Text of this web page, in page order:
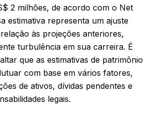
2 milhões, de acordo com o Net
estimativa representa um ajuste
às projeções anteriores,
turbulência em sua carreira. É
que as estimativas de patrimônio
com base em vários fatores,
de ativos, dívidas pendentes e
legais.